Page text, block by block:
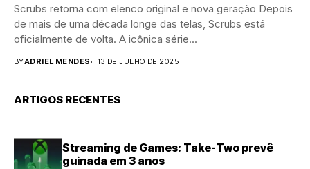
Scrubs retorna com elenco original e nova geração Depois
de mais de uma década longe das telas, Scrubs está
oficialmente de volta. A icônica série...
BYADRIEL MENDES 13 DE JULHO DE 2025
ARTIGOS RECENTES
Streaming de Games: Take-Two prevê
guinada em 3 anos